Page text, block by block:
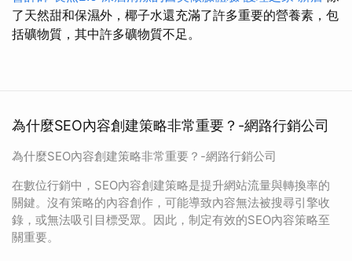
了天然甜和保濕外，椰子水還充滿了許多重要的營養素，包
括礦物質，其中許多礦物質不足。
為什麼SEO內容創建策略非常重要？-網路行銷公司
為什麼SEO內容創建策略非常重要？-網路行銷公司
在數位行銷中，SEO內容創建策略是提升網站流量與轉換率的
關鍵。沒有策略的內容創作，可能導致內容無法被搜尋引擎收
錄，或無法吸引目標受眾。因此，制定有效的SEO內容策略至
關重要。